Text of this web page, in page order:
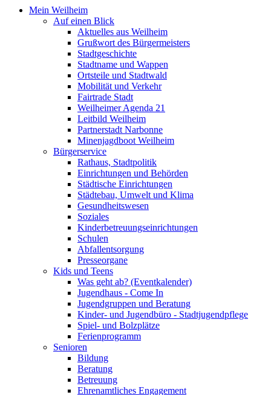
Mein Weilheim
Auf einen Blick
Aktuelles aus Weilheim
Grußwort des Bürgermeisters
Stadtgeschichte
Stadtname und Wappen
Ortsteile und Stadtwald
Mobilität und Verkehr
Fairtrade Stadt
Weilheimer Agenda 21
Leitbild Weilheim
Partnerstadt Narbonne
Minenjagdboot Weilheim
Bürgerservice
Rathaus, Stadtpolitik
Einrichtungen und Behörden
Städtische Einrichtungen
Städtebau, Umwelt und Klima
Gesundheitswesen
Soziales
Kinderbetreuungseinrichtungen
Schulen
Abfallentsorgung
Presseorgane
Kids und Teens
Was geht ab? (Eventkalender)
Jugendhaus - Come In
Jugendgruppen und Beratung
Kinder- und Jugendbüro - Stadtjugendpflege
Spiel- und Bolzplätze
Ferienprogramm
Senioren
Bildung
Beratung
Betreuung
Ehrenamtliches Engagement